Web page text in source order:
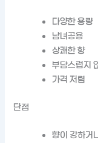
다양한 용량
남녀공용
상쾌한 향
부담스럽지
가격 저렴
단점
향이 강하거